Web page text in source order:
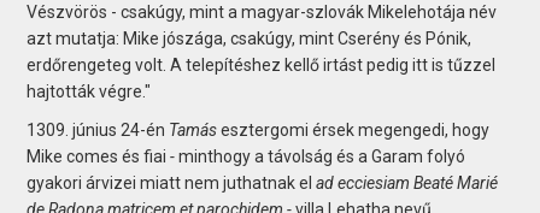
Vészvörös - csakúgy, mint a magyar-szlovák Mikelehotája név
azt mutatja: Mike jószága, csakúgy, mint Cserény és Pónik,
erdőrengeteg volt. A telepítéshez kellő irtást pedig itt is tűzzel
hajtották végre."
1309. június 24-én Tamásesztergomi érsek megengedi, hogy
Mike comes és fiai-minthogy a távolság és a Garam folyó
gyakori árvizei miatt nem juthatnak elad ecciesiam Beaté Marié